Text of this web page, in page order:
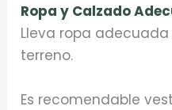
Ropa y Calzado
Lleva ropa
terreno.
Es recomendable